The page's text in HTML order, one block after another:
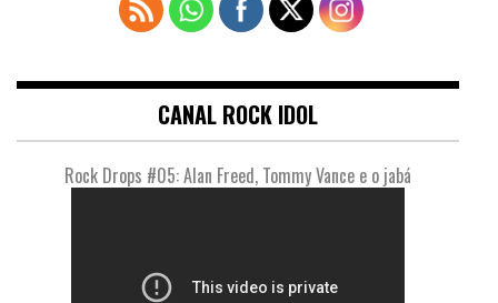
CANAL ROCK IDOL
Rock Drops #05: Alan Freed, Tommy Vance e o jabá